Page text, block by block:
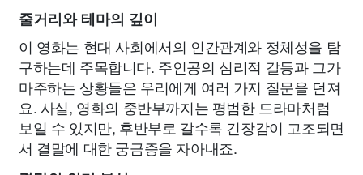
줄거리와 테마의 깊이
이 영화는 현대 사회에서의 인간관계와 정체성을 탐
구하는데 주목합니다. 주인공의 심리적 갈등과 그가
마주하는 상황들은 우리에게 여러 가지 질문을 던져
요. 사실, 영화의 중반부까지는 평범한 드라마처럼
보일 수 있지만, 후반부로 갈수록 긴장감이 고조되면
서 결말에 대한 궁금증을 자아내죠.